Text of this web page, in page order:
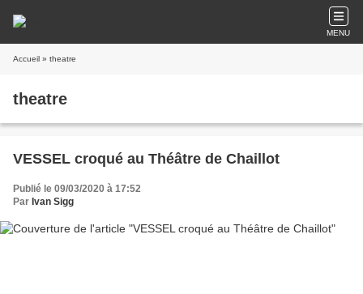
MENU
Accueil » theatre
theatre
VESSEL croqué au Théâtre de Chaillot
Publié le 09/03/2020 à 17:52
Par Ivan Sigg